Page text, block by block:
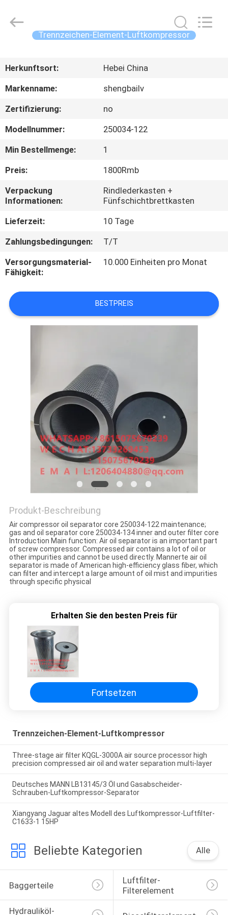
PRODUKTE
ÜBER
UNS
FABRIK-
AUSFLUG
QUALITÄTSKONTROLLE
SIE
MIT
VERBINDUNG
NACHRICHTEN
FÄLLE
SITEMAP
PRIVACY
POLICY
Rights
Trennzeichen-Element-Luftkompressor
Herkunftsort:
Hebei China
Markenname:
shengbailv
Zertifizierung:
no
Modellnummer:
250034-122
Min Bestellmenge:
1
Preis:
1800Rmb
Verpackung
Informationen:
Rindlederkasten +
Fünfschichtbrettkasten
Lieferzeit:
10 Tage
Zahlungsbedingungen:
T/T
Versorgungsmaterial-
Fähigkeit:
10.000 Einheiten pro Monat
BESTPREIS
Produkt-Beschreibung
Air compressor oil separator core 250034-122 maintenance;
gas and oil separator core 250034-134 inner and outer filter core
Introduction Main function: Air oil separator is an important part
of screw compressor. Compressed air contains a lot of oil or
other impurities and cannot be used directly. Mannerte air oil
separator is made of American high-efficiency glass fiber, which
can filter and intercept a large amount of oil mist and impurities
through specific physical
Erhalten Sie den besten Preis für
Fortsetzen
Trennzeichen-Element-Luftkompressor
Three-stage air filter KQGL-3000A air source processor high
precision compressed air oil and water separation multi-layer
Deutsches MANN LB13145/3 Öl und Gasabscheider-
Schrauben-Luftkompressor-Separator
Xiangyang Jaguar altes Modell des Luftkompressor-Luftfilter-
C1633-1 15HP
Beliebte Kategorien Alle
Baggerteile
Luftfilter-
Filterelement
Hydrauliköl-